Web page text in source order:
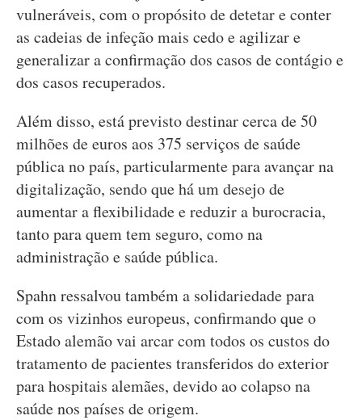
vulneráveis, com o propósito de detetar e conter
as cadeias de infeção mais cedo e agilizar e
generalizar a confirmação dos casos de contágio e
dos casos recuperados.
Além disso, está previsto destinar cerca de 50
milhões de euros aos 375 serviços de saúde
pública no país, particularmente para avançar na
digitalização, sendo que há um desejo de
aumentar a flexibilidade e reduzir a burocracia,
tanto para quem tem seguro, como na
administração e saúde pública.
Spahn ressalvou também a solidariedade para
com os vizinhos europeus, confirmando que o
Estado alemão vai arcar com todos os custos do
tratamento de pacientes transferidos do exterior
para hospitais alemães, devido ao colapso na
saúde nos países de origem.